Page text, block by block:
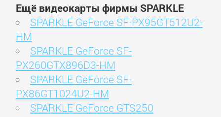
Ещё видеокарты фирмы SPARKLE
SPARKLE GeForce SF-PX95GT512U2-
HM
SPARKLE GeForce SF-
PX260GTX896D3-HM
SPARKLE GeForce SF-
PX86GT1024U2-HM
SPARKLE GeForce GTS250